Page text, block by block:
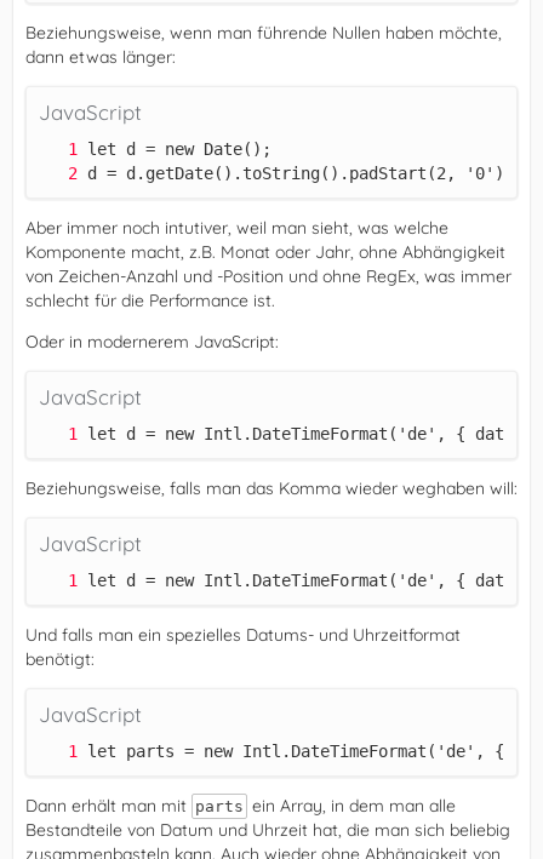
Beziehungsweise, wenn man führende Nullen haben möchte,
dann etwas länger:
JavaScript
d = d.getDate().toString().padStart(2, '0')
Aber immer noch intutiver, weil man sieht, was welche
Komponente macht, z.B. Monat oder Jahr, ohne Abhängigkeit
von Zeichen-Anzahl und -Position und ohne RegEx, was immer
schlecht für die Performance ist.
Oder in modernerem JavaScript:
JavaScript
let d = new Intl.DateTimeFormat('de', {
Beziehungsweise, falls man das Komma wieder weghaben will:
JavaScript
let d = new Intl.DateTimeFormat('de', {
Und falls man ein spezielles Datums- und Uhrzeitformat
benötigt:
JavaScript
let parts = new Intl.DateTimeFormat('de', {
Dann erhält man mit parts ein Array, in dem man alle
Bestandteile von Datum und Uhrzeit hat, die man sich beliebig
zusammenbasteln kann. Auch wieder ohne Abhängigkeit von